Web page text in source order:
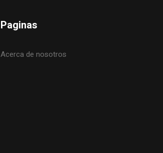
Paginas
Acerca de nosotros